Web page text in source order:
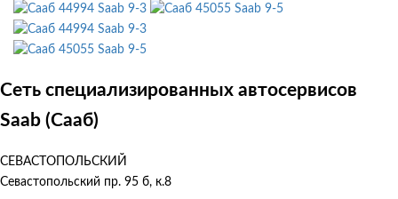
Saab 9-3
Saab 9-5
Saab 9-3
Saab 9-5
Сеть специализированных автосервисов
Saab (Сааб)
СЕВАСТОПОЛЬСКИЙ
Севастопольский пр. 95 б, к.8